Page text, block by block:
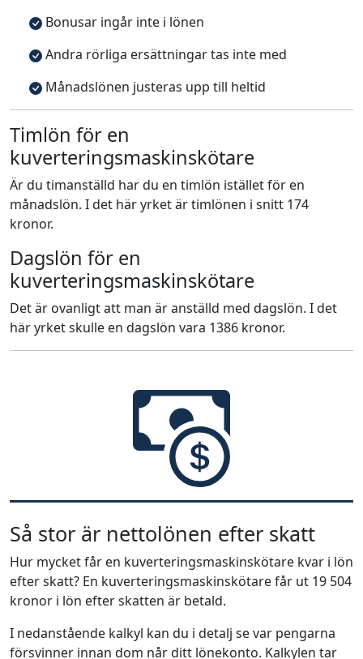
Bonusar ingår inte i lönen
Andra rörliga ersättningar tas inte med
Månadslönen justeras upp till heltid
Timlön för en
kuverteringsmaskinskötare
Är du timanställd har du en timlön istället för en
månadslön. I det här yrket är timlönen i snitt 174
kronor.
Dagslön för en
kuverteringsmaskinskötare
Det är ovanligt att man är anställd med dagslön. I det
här yrket skulle en dagslön vara 1386 kronor.
Så stor är nettolönen efter skatt
Hur mycket får en kuverteringsmaskinskötare kvar i lön
efter skatt? En kuverteringsmaskinskötare får ut 19 504
kronor i lön efter skatten är betald.
I nedanstående kalkyl kan du i detalj se var pengarna
försvinner innan dom når ditt lönekonto. Kalkylen tar